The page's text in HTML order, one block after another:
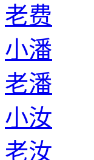
老费
小潘
老潘
小汝
老汝